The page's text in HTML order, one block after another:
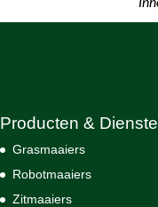
Producten &
Grasmaaiers
Robotmaaiers
Zitmaaiers